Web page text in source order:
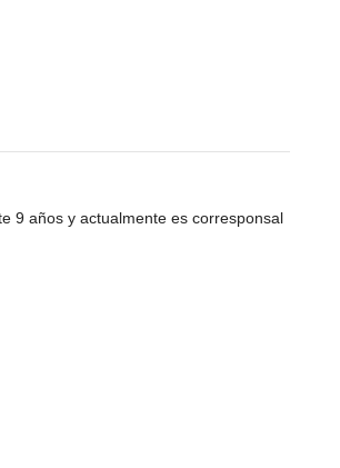
9 años y actualmente es corresponsal